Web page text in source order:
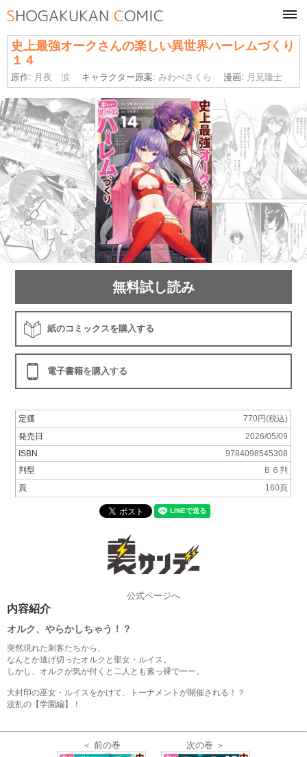
史上最強オークさんの楽しい異世界ハーレムづくり
１４
原作: 月夜 涙 キャラクター原案:みわべさくら 漫画: 月見隆士
無料試し読み
紙のコミックスを購入する
電子書籍を購入する
定価
770円(税込)
発売日
2026/05/09
ISBN
9784098545308
判型
Ｂ６判
頁
160頁
公式ページへ
内容紹介
オルク、やらかしちゃう！？
突然現れた刺客たちから、
なんとか逃げ切ったオルクと聖女・ルイス。
しかし、オルクが気が付くと二人とも素っ裸でーー。
大封印の巫女・ルイスをかけて、トーナメントが開催される！？
波乱の【学園編】！
＜ 前の巻 次の巻 ＞